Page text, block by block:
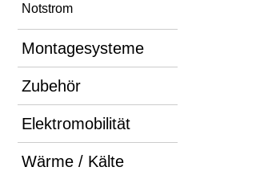
Notstrom
Montagesysteme
Zubehör
Elektromobilität
Wärme / Kälte